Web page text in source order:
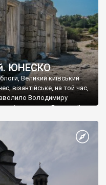
ЮНЕСКО
Великий київський
візантійське, на той час,
Володимиру
імператору Василю ІІ, та
Василем-християнином.
Херсонесу Таврійського